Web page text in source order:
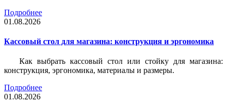
Подробнее
01.08.2026
Кассовый стол для магазина: конструкция и эргономика
Как выбрать кассовый стол или стойку для магазина:
конструкция, эргономика, материалы и размеры.
Подробнее
01.08.2026